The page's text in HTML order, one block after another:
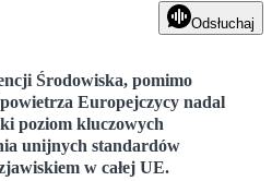
Odsłuchaj
Środowiska, pomimo
Europejczycy nadal
poziom kluczowych
unijnych standardów
w całej UE.